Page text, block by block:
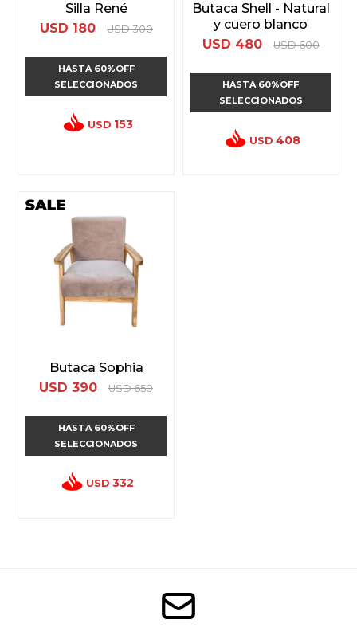
Silla René
USD 180 USD 300
HASTA 60%OFF
SELECCIONADOS
USD 153
Butaca Shell - Natural
y cuero blanco
USD 480 USD 600
HASTA 60%OFF
SELECCIONADOS
USD 408
Butaca Sophia
USD 390 USD 650
HASTA 60%OFF
SELECCIONADOS
USD 332